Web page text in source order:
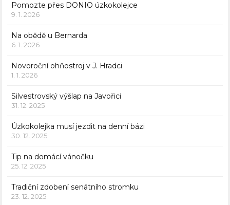
Pomozte přes DONIO úzkokolejce
9. 1. 2026
Na obědě u Bernarda
6. 1. 2026
Novoroční ohňostroj v J. Hradci
1. 1. 2026
Silvestrovský výšlap na Javořici
31. 12. 2025
Úzkokolejka musí jezdit na denní bázi
30. 12. 2025
Tip na domácí vánočku
25. 12. 2025
Tradiční zdobení senátního stromku
23. 12. 2025